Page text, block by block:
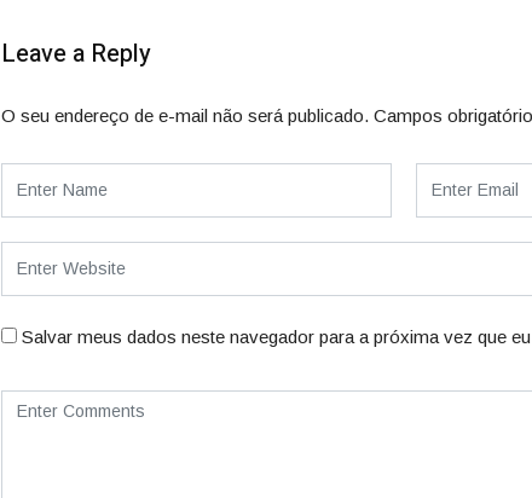
Leave a Reply
O seu endereço de e-mail não será publicado. Campos
Salvar meus dados neste navegador para a próxima vez que